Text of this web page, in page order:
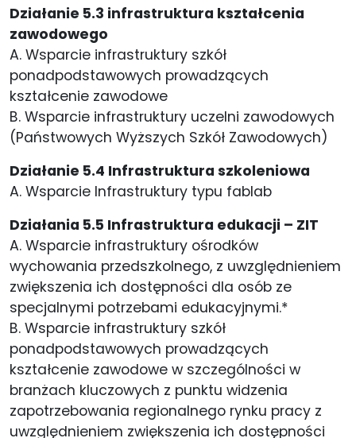
Działanie 5.3 infrastruktura kształcenia
zawodowego
A. Wsparcie infrastruktury szkół
ponadpodstawowych prowadzących
kształcenie zawodowe
B. Wsparcie infrastruktury uczelni zawodowych
(Państwowych Wyższych Szkół Zawodowych)
Działanie 5.4 Infrastruktura szkoleniowa
A. Wsparcie Infrastruktury typu fablab
Działania 5.5 Infrastruktura edukacji – ZIT
A. Wsparcie infrastruktury ośrodków
wychowania przedszkolnego, z uwzględnieniem
zwiększenia ich dostępności dla osób ze
specjalnymi potrzebami edukacyjnymi.*
B. Wsparcie infrastruktury szkół
ponadpodstawowych prowadzących
kształcenie zawodowe w szczególności w
branżach kluczowych z punktu widzenia
zapotrzebowania regionalnego rynku pracy z
uwzględnieniem zwiększenia ich dostępności